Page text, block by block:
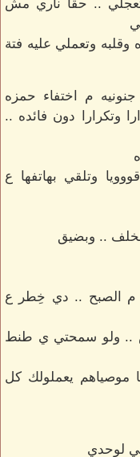
.. حقا ناري مش
وتعملي عليه فتة
م اختفاء حمزه
وتكرارا دون فائده ..
وتلقي بهاتفها ع
.. وبضيق
م الصبح .. دي خِطر ع
.. ولو سمحتي ي طنط
موصياهم يعملولك كل
لوحدي